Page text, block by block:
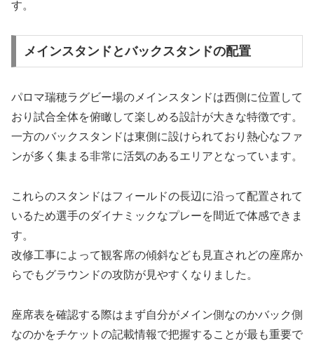
す。
メインスタンドとバックスタンドの配置
パロマ瑞穂ラグビー場のメインスタンドは西側に位置して
おり試合全体を俯瞰して楽しめる設計が大きな特徴です。
一方のバックスタンドは東側に設けられており熱心なファ
ンが多く集まる非常に活気のあるエリアとなっています。
これらのスタンドはフィールドの長辺に沿って配置されて
いるため選手のダイナミックなプレーを間近で体感できま
す。
改修工事によって観客席の傾斜なども見直されどの座席か
らでもグラウンドの攻防が見やすくなりました。
座席表を確認する際はまず自分がメイン側なのかバック側
なのかをチケットの記載情報で把握することが最も重要で